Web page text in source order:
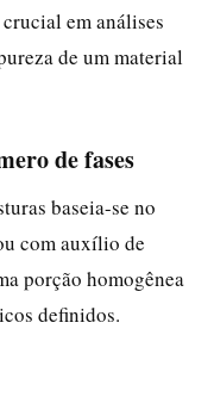
em análises
de um material
de fases
baseia-se no
com auxílio de
porção homogênea
definidos.